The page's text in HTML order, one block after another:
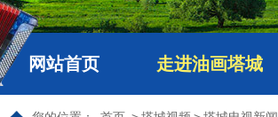
网站首页 走进油画塔城